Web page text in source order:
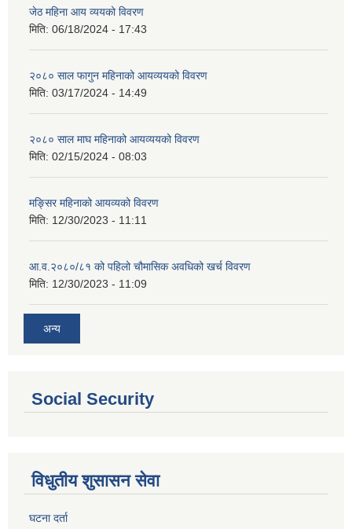
जेठ महिना आय व्ययको विवरण
मिति: 06/18/2024 - 17:43
२०८० साल फागुन महिनाको आयव्ययको विवरण
मिति: 03/17/2024 - 14:49
२०८० साल माघ महिनाको आयव्ययको विवरण
मिति: 02/15/2024 - 08:03
मङ्सिर महिनाको आयव्यको विवरण
मिति: 12/30/2023 - 11:11
आ.व.२०८०/८१ को पहिलो चौमासिक अवधिको खर्च विवरण
मिति: 12/30/2023 - 11:09
अन्य
Social Security
विधुतीय शुसासन सेवा
घटना दर्ता